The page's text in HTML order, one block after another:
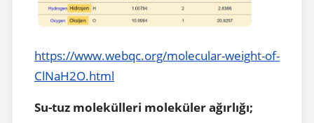
https://www.webqc.org/molecular-weight-of-
ClNaH2O.html
Su-tuz molekülleri moleküler ağırlığı;